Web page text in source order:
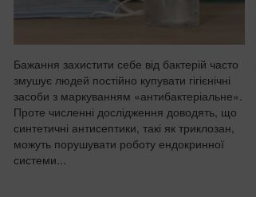
Бажання захистити себе від бактерій часто
змушує людей постійно купувати гігієнічні
засоби з маркуванням «антибактеріальне».
Проте численні дослідження доводять, що
синтетичні антисептики, такі як триклозан,
можуть порушувати роботу ендокринної
системи...